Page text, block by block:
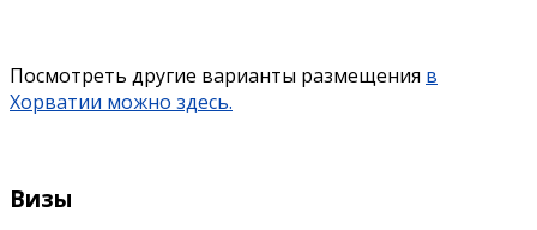
Посмотреть другие варианты размещения в
Хорватии можно здесь.
Визы